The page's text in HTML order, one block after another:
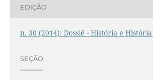
EDIÇÃO
n. 30 (2014): Dossiê - História e
SEÇÃO